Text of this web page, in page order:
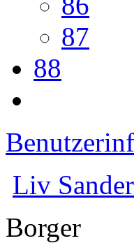
87
88
Liv
Borger